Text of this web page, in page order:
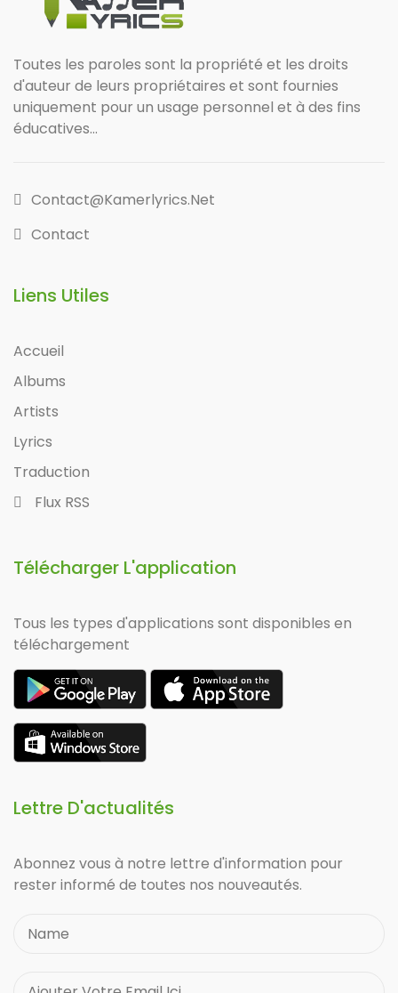
Toutes les paroles sont la propriété et les droits
d'auteur de leurs propriétaires et sont fournies
uniquement pour un usage personnel et à des fins
éducatives...
Contact@kamerlyrics.net
Contact
Liens Utiles
Accueil
Albums
Artists
Lyrics
Traduction
Flux RSS
Télécharger L'application
Tous les types d'applications sont disponibles en
téléchargement
Lettre D'actualités
Abonnez vous à notre lettre d'information pour
rester informé de toutes nos nouveautés.